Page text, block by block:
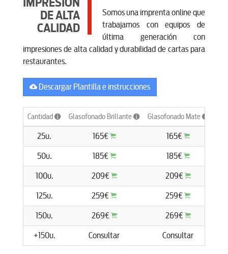
DE ALTA
CALIDAD
Somos una imprenta online que
trabajamos con equipos de
última generación con
impresiones de alta calidad y durabilidad de cartas para
restaurantes.
Descargar Plantilla e instrucciones
Cantidad Glasofonado Brillante Glasofonado Mate
25u. 165€ 165€
50u. 185€ 185€
100u. 209€ 209€
125u. 259€ 259€
150u. 269€ 269€
+150u. Consultar Consultar